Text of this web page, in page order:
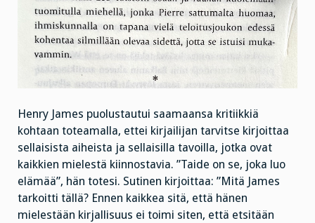
Henry James puolustautui saamaansa kritiikkiä
kohtaan toteamalla, ettei kirjailijan tarvitse kirjoittaa
sellaisista aiheista ja sellaisilla tavoilla, jotka ovat
kaikkien mielestä kiinnostavia. ”Taide on se, joka luo
elämää”, hän totesi. Sutinen kirjoittaa: ”Mitä James
tarkoitti tällä? Ennen kaikkea sitä, että hänen
mielestään kirjallisuus ei toimi siten, että etsitään